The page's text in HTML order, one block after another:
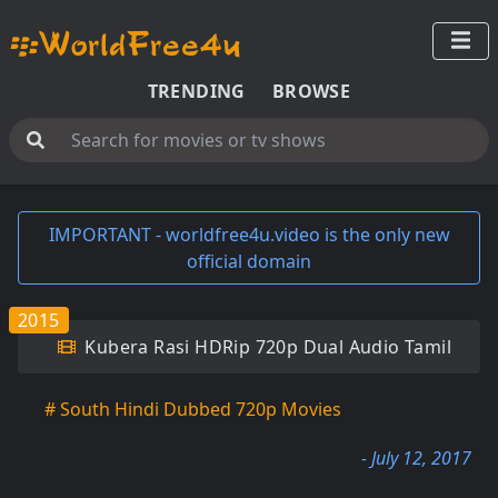
TRENDING BROWSE
IMPORTANT - worldfree4u.video is the only new
official domain
Kubera Rasi HDRip 720p Dual Audio Tamil
2015
# South Hindi Dubbed 720p Movies
- July 12, 2017